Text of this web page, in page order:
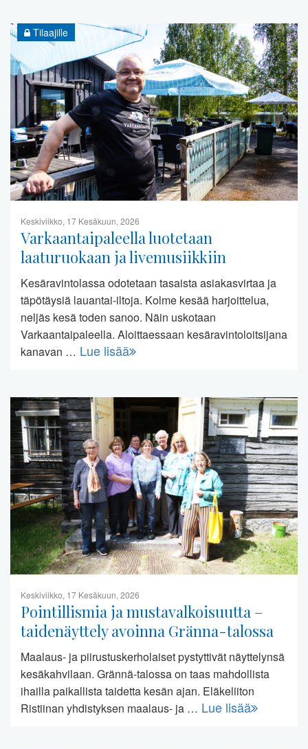
Tilaajille
Keskiviikko, 17 Kesäkuun, 2026
Varkaantaipaleella luotetaan
laaturuokaan ja livemusiikkiin
Kesäravintolassa odotetaan tasaista asiakasvirtaa ja
täpötäysiä lauantai-iltoja. Kolme kesää harjoittelua,
neljäs kesä toden sanoo. Näin uskotaan
Varkaantaipaleella. Aloittaessaan kesäravintoloitsijana
kanavan … Lue lisää
Keskiviikko, 17 Kesäkuun, 2026
Pointillismia ja mustavalkoisuutta –
taidenäyttely avoinna Gränna-talossa
Maalaus- ja piirustuskerholaiset pystyttivät näyttelynsä
kesäkahvilaan. Grännä-talossa on taas mahdollista
ihailla paikallista taidetta kesän ajan. Eläkeliiton
Ristiinan yhdistyksen maalaus- ja … Lue lisää